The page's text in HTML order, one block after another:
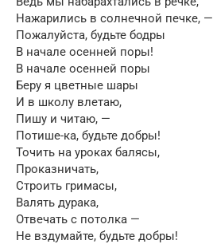
Нажарились в солнечной печке, —
Пожалуйста, будьте бодры
В начале осенней поры!
В начале осенней поры
Беру я цветные шары
И в школу влетаю,
Пишу и читаю, —
Потише-ка, будьте добры!
Точить на уроках балясы,
Проказничать,
Строить гримасы,
Валять дурака,
Отвечать с потолка —
Не вздумайте, будьте добры!